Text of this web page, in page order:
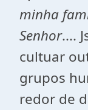
minha
Senhor....
cultuar
grupos
redor de